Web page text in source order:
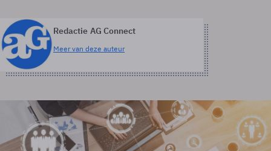
Redactie AG Connect
Meer van deze auteur